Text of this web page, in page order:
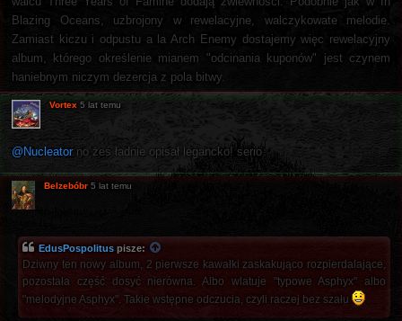
Blazing Oceans, uzbrojony w rewelacyjne, walczykowate melodie.
Zamiast kiczu i odpustu a la Arch Enemy dostajemy więc rewelacyjny
album, którego określenie mianem "odcinania kuponów" jest czynem
haniebnym niczym dezercja z pola bitwy.
Vortex 5 lat temu
@Nucleatorno żeś ładnie opisał legancko! serio
Belzebóbr 5 lat temu
EdusPospolitus pisze:
Dziwny ten nowy album, 2 pierwsze kawałki zaskakująco rozpierdalające,
pozostała część dosyć nierówna. Albo wlatuje "typowe Asphyx" albo
"melodyjne Asphyx". Takie wstępne odczucia, czyli raczej bez szału